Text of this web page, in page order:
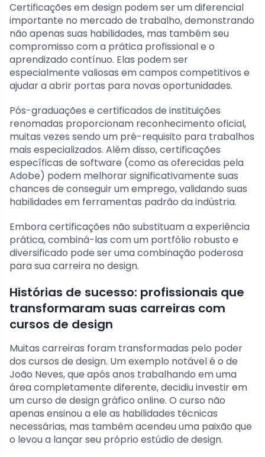
Certificações em design podem ser um diferencial
importante no mercado de trabalho, demonstrando
não apenas suas habilidades, mas também seu
compromisso com a prática profissional e o
aprendizado contínuo. Elas podem ser
especialmente valiosas em campos competitivos e
ajudar a abrir portas para novas oportunidades.
Pós-graduações e certificados de instituições
renomadas proporcionam reconhecimento oficial,
muitas vezes sendo um pré-requisito para trabalhos
mais especializados. Além disso, certificações
específicas de software (como as oferecidas pela
Adobe) podem melhorar significativamente suas
chances de conseguir um emprego, validando suas
habilidades em ferramentas padrão da indústria.
Embora certificações não substituam a experiência
prática, combiná-las com um portfólio robusto e
diversificado pode ser uma combinação poderosa
para sua carreira no design.
Histórias de sucesso: profissionais que
transformaram suas carreiras com
cursos de design
Muitas carreiras foram transformadas pelo poder
dos cursos de design. Um exemplo notável é o de
João Neves, que após anos trabalhando em uma
área completamente diferente, decidiu investir em
um curso de design gráfico online. O curso não
apenas ensinou a ele as habilidades técnicas
necessárias, mas também acendeu uma paixão que
o levou a lançar seu próprio estúdio de design.